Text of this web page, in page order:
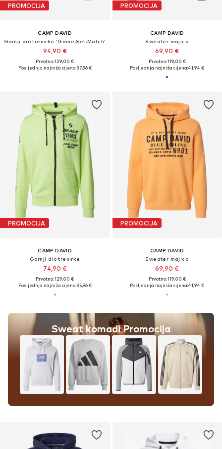
PROMOCIJA
CAMP DAVID
Gornji dio trenirke 'Game.Set.Match'
94,90 €
Prvotno: 129,00 €
Posljednja najniža cijena:37,96 €
PROMOCIJA
CAMP DAVID
Sweater majica
69,90 €
Prvotno: 119,00 €
Posljednja najniža cijena:41,94 €
PROMOCIJA
CAMP DAVID
Gornji dio trenirke
74,90 €
Prvotno: 129,00 €
Posljednja najniža cijena:35,96 €
Sweat komadi Promocija
PROMOCIJA
CAMP DAVID
Sweater majica
69,90 €
Prvotno: 119,00 €
Posljednja najniža cijena:41,94 €